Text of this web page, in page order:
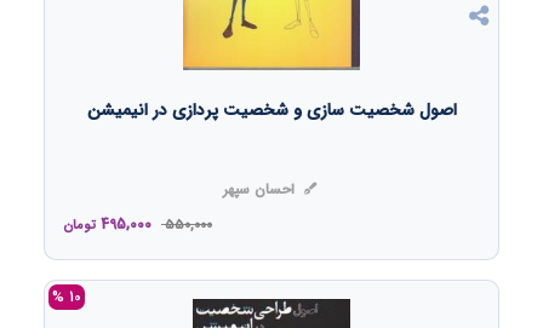
اصول شخصیت سازی و شخصیت پردازی در انیمیشن
احسان سپهر
550,000
495,000 تومان
10 %